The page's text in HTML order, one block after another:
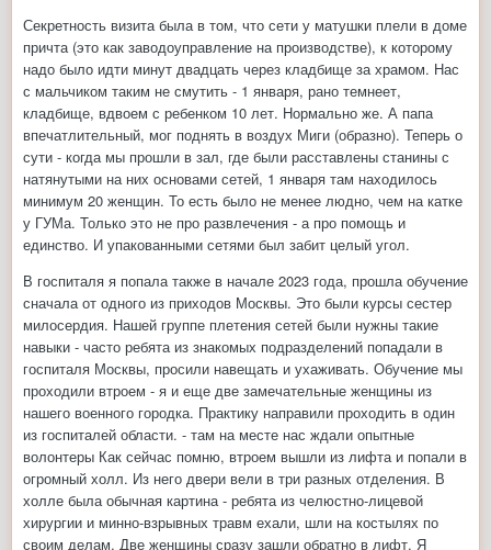
Секретность визита была в том, что сети у матушки плели в доме
причта (это как заводоуправление на производстве), к которому
надо было идти минут двадцать через кладбище за храмом. Нас
с мальчиком таким не смутить - 1 января, рано темнеет,
кладбище, вдвоем с ребенком 10 лет. Нормально же. А папа
впечатлительный, мог поднять в воздух Миги (образно). Теперь о
сути - когда мы прошли в зал, где были расставлены станины с
натянутыми на них основами сетей, 1 января там находилось
минимум 20 женщин. То есть было не менее людно, чем на катке
у ГУМа. Только это не про развлечения - а про помощь и
единство. И упакованными сетями был забит целый угол.
В госпиталя я попала также в начале 2023 года, прошла обучение
сначала от одного из приходов Москвы. Это были курсы сестер
милосердия. Нашей группе плетения сетей были нужны такие
навыки - часто ребята из знакомых подразделений попадали в
госпиталя Москвы, просили навещать и ухаживать. Обучение мы
проходили втроем - я и еще две замечательные женщины из
нашего военного городка. Практику направили проходить в один
из госпиталей области. - там на месте нас ждали опытные
волонтеры Как сейчас помню, втроем вышли из лифта и попали в
огромный холл. Из него двери вели в три разных отделения. В
холле была обычная картина - ребята из челюстно-лицевой
хирургии и минно-взрывных травм ехали, шли на костылях по
своим делам. Две женщины сразу зашли обратно в лифт. Я